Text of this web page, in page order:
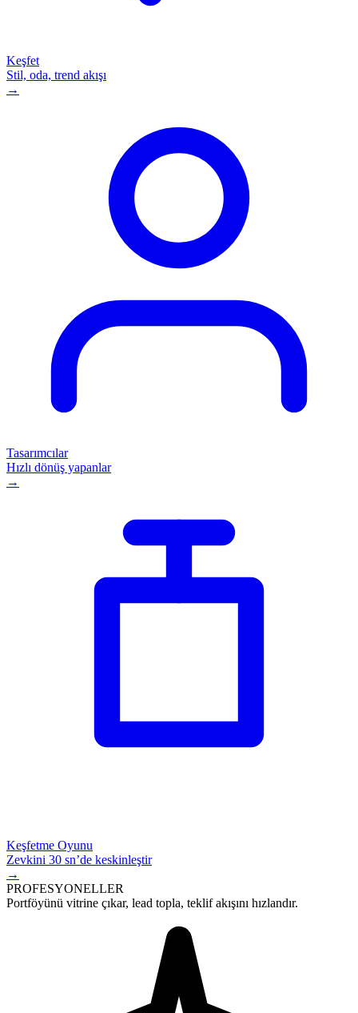
Keşfet
Stil, oda, trend akışı
→
Tasarımcılar
Hızlı dönüş yapanlar
→
Keşfetme Oyunu
Zevkini 30 sn’de keskinleştir
→
PROFESYONELLER
Portföyünü vitrine çıkar, lead topla, teklif akışını hızlandır.